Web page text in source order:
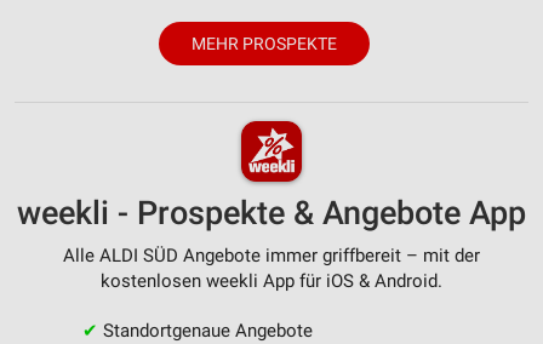
MEHR PROSPEKTE
weekli - Prospekte & Angebote App
Alle ALDI SÜD Angebote immer griffbereit – mit der
kostenlosen weekli App für iOS & Android.
✔ Standortgenaue Angebote